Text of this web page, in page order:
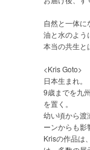
自然と一体に
油と水のよう
本当の共生と
<Kris Goto>
日本生まれ。
9歳までを九
を置く。
幼い頃から渡
ーンからも影
Krisの作品は